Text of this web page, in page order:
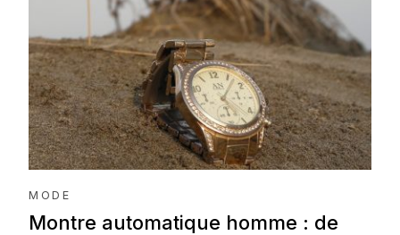
MODE
Montre automatique homme : de